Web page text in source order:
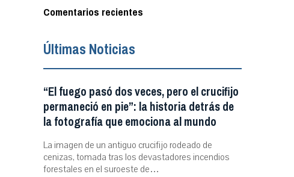
Comentarios recientes
Últimas Noticias
“El fuego pasó dos veces, pero el crucifijo
permaneció en pie”: la historia detrás de
la fotografía que emociona al mundo
La imagen de un antiguo crucifijo rodeado de
cenizas, tomada tras los devastadores incendios
forestales en el suroeste de…